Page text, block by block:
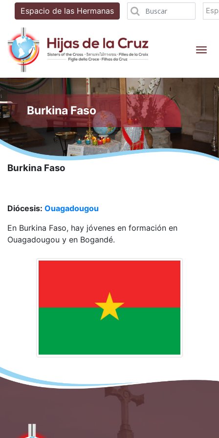
Espacio de las Hermanas
Burkina Faso
Burkina Faso
Diócesis: Ouagadougou
En Burkina Faso, hay jóvenes en formación en
Ouagadougou y en Bogandé.